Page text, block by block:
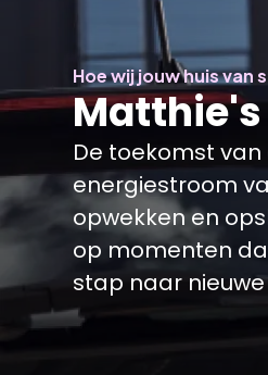
Hoe wij jouw huis
De toekomst
energiestroom
opwekken en
op momenten
stap naar